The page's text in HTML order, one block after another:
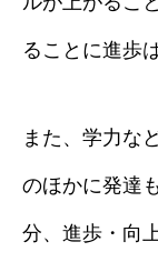
ることに進歩
また、学力な
のほかに発達
分、進歩・向